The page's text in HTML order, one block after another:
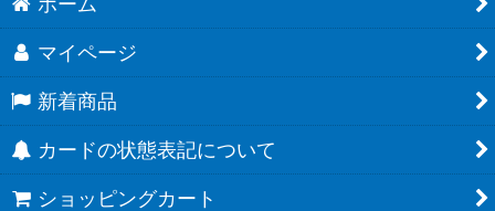
マイページ
新着商品
カードの状態表記について
ショッピングカート